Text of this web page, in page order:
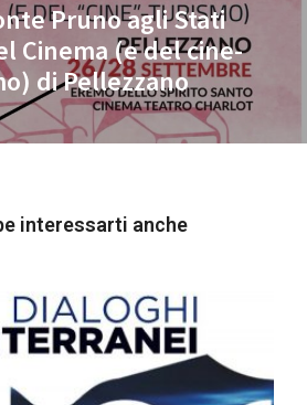
Next
post:
Pruno agli Stati
Cinema (e del cine-
di Pellezzano
interessarti anche